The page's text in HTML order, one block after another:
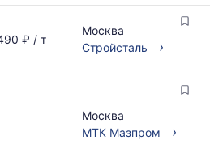
₽ / т
Москва
Стройсталь
›
Москва
МТК Мазпром
›